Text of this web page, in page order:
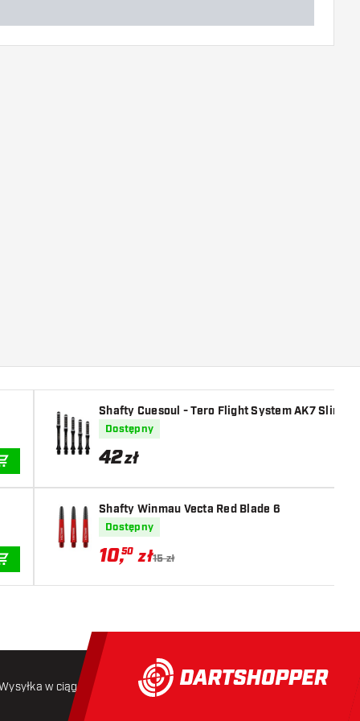
Shafty Cuesoul - Tero Flight System AK7 Slim -
Dostępny
42zł
Shafty Winmau Vecta Red Blade 6
Dostępny
10,50 zł15 zł
w ciągu 24 godzin Darmowa wysyłka od 250 złoty